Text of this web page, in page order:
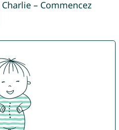
– Commencez